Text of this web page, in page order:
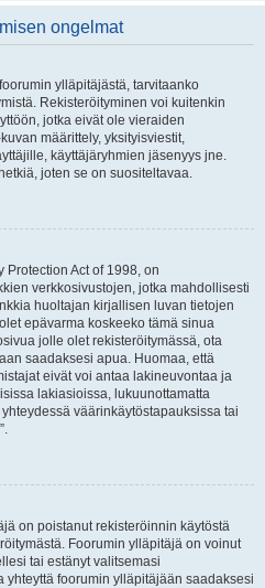
ongelmat
ylläpitäjästä, tarvitaanko
Rekisteröityminen voi kuitenkin
jotka eivät ole vieraiden
määrittely, yksityisviestit,
käyttäjäryhmien jäsenyys jne.
joten se on suositeltavaa.
Protection Act of 1998, on
verkkosivustojen, jotka mahdollisesti
huoltajan kirjallisen luvan tietojen
epävarma koskeeko tämä sinua
jolle olet rekisteröitymässä, ota
saadaksesi apua. Huomaa, että
eivät voi antaa lakineuvontaa ja
lakiasioissa, lukuunottamatta
väärinkäytöstapauksissa tai
on poistanut rekisteröinnin käytöstä
Foorumin ylläpitäjä on voinut
tai estänyt valitsemasi
yhteyttä foorumin ylläpitäjään saadaksesi